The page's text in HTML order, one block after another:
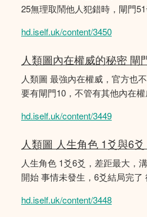
25無理取鬧他人犯錯時，閘門51
hd.iself.uk/content/3450
人類圖內在權威的秘密 閘
人類圖 最強內在權威，官方也
要有閘門10，不管有其他內在權
hd.iself.uk/content/3449
人類圖 人生角色 1爻與6
人生角色 1爻6爻，差距最大，
開始 事情未發生，6爻結局完了
hd.iself.uk/content/3448